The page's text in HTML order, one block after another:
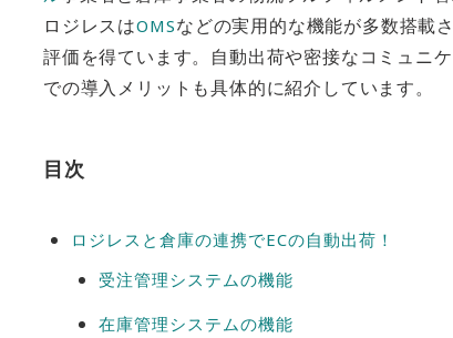
ロジレスはOMSなどの実用的な機能が多数搭載
評価を得ています。自動出荷や密接なコミュニ
での導入メリットも具体的に紹介しています。
目次
ロジレスと倉庫の連携でECの自動出荷！
受注管理システムの機能
在庫管理システムの機能